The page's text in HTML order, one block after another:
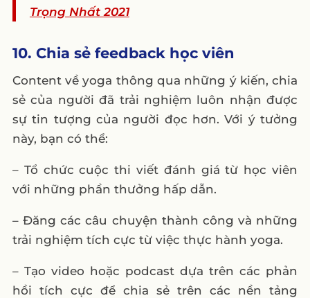
Trọng Nhất 2021
10. Chia sẻ feedback học viên
Content về yoga thông qua những ý kiến, chia
sẻ của người đã trải nghiệm luôn nhận được
sự tin tượng của người đọc hơn. Với ý tưởng
này, bạn có thể:
– Tổ chức cuộc thi viết đánh giá từ học viên
với những phần thưởng hấp dẫn.
– Đăng các câu chuyện thành công và những
trải nghiệm tích cực từ việc thực hành yoga.
– Tạo video hoặc podcast dựa trên các phản
hồi tích cực để chia sẻ trên các nền tảng